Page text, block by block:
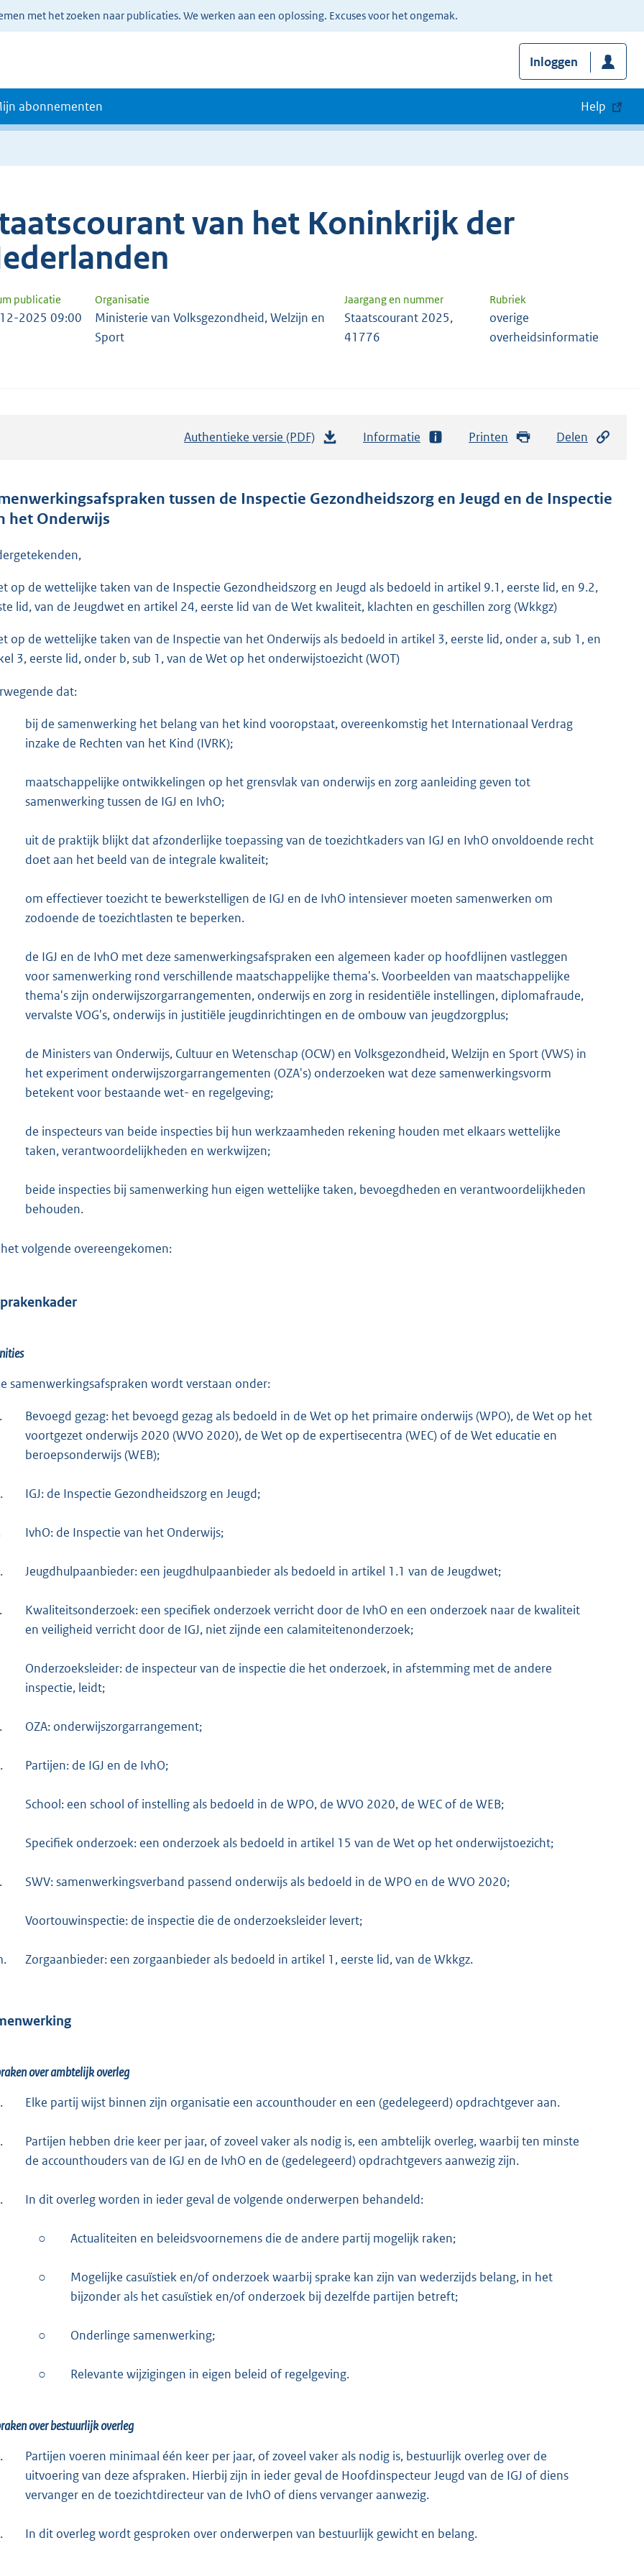
met het zoeken naar publicaties. We werken aan een oplossing. Excuses voor het ongemak.
Inloggen
abonnementen Help
van het Koninkrijk der
publicatie Organisatie Jaargang en nummer Rubriek
2025 09:00
Ministerie van Volksgezondheid, Welzijn en
Sport
Staatscourant 2025,
41776
overige
overheidsinformatie
Authentieke versie (PDF)
t
g
r
:
5
Informatie Printen Delen
tussen de Inspectie Gezondheidszorg en Jeugd en de Inspectie
het Onderwijs
op de wettelijke taken van de Inspectie Gezondheidszorg en Jeugd als bedoeld in artikel 9.1, eerste lid, en 9.2,
lid, van de Jeugdwet en artikel 24, eerste lid van de Wet kwaliteit, klachten en geschillen zorg (Wkkgz)
op de wettelijke taken van de Inspectie van het Onderwijs als bedoeld in artikel 3, eerste lid, onder a, sub 1, en
3, eerste lid, onder b, sub 1, van de Wet op het onderwijstoezicht (WOT)
dat:
bij de samenwerking het belang van het kind vooropstaat, overeenkomstig het Internationaal Verdrag
inzake de Rechten van het Kind (IVRK);
maatschappelijke ontwikkelingen op het grensvlak van onderwijs en zorg aanleiding geven tot
samenwerking tussen de IGJ en IvhO;
uit de praktijk blijkt dat afzonderlijke toepassing van de toezichtkaders van IGJ en IvhO onvoldoende recht
doet aan het beeld van de integrale kwaliteit;
om effectiever toezicht te bewerkstelligen de IGJ en de IvhO intensiever moeten samenwerken om
zodoende de toezichtlasten te beperken.
de IGJ en de IvhO met deze samenwerkingsafspraken een algemeen kader op hoofdlijnen vastleggen
voor samenwerking rond verschillende maatschappelijke thema's. Voorbeelden van maatschappelijke
thema's zijn onderwijszorgarrangementen, onderwijs en zorg in residentiële instellingen, diplomafraude,
vervalste VOG's, onderwijs in justitiële jeugdinrichtingen en de ombouw van jeugdzorgplus;
de Ministers van Onderwijs, Cultuur en Wetenschap (OCW) en Volksgezondheid, Welzijn en Sport (VWS) in
het experiment onderwijszorgarrangementen (OZA's) onderzoeken wat deze samenwerkingsvorm
betekent voor bestaande wet- en regelgeving;
de inspecteurs van beide inspecties bij hun werkzaamheden rekening houden met elkaars wettelijke
taken, verantwoordelijkheden en werkwijzen;
beide inspecties bij samenwerking hun eigen wettelijke taken, bevoegdheden en verantwoordelijkheden
behouden.
volgende overeengekomen:
samenwerkingsafspraken wordt verstaan onder:
Bevoegd gezag: het bevoegd gezag als bedoeld in de Wet op het primaire onderwijs (WPO), de Wet op het
voortgezet onderwijs 2020 (WVO 2020), de Wet op de expertisecentra (WEC) of de Wet educatie en
beroepsonderwijs (WEB);
IGJ: de Inspectie Gezondheidszorg en Jeugd;
IvhO: de Inspectie van het Onderwijs;
Jeugdhulpaanbieder: een jeugdhulpaanbieder als bedoeld in artikel 1.1 van de Jeugdwet;
Kwaliteitsonderzoek: een specifiek onderzoek verricht door de IvhO en een onderzoek naar de kwaliteit
en veiligheid verricht door de IGJ, niet zijnde een calamiteitenonderzoek;
Onderzoeksleider: de inspecteur van de inspectie die het onderzoek, in afstemming met de andere
inspectie, leidt;
OZA: onderwijszorgarrangement;
Partijen: de IGJ en de IvhO;
School: een school of instelling als bedoeld in de WPO, de WVO 2020, de WEC of de WEB;
Specifiek onderzoek: een onderzoek als bedoeld in artikel 15 van de Wet op het onderwijstoezicht;
SWV: samenwerkingsverband passend onderwijs als bedoeld in de WPO en de WVO 2020;
Voortouwinspectie: de inspectie die de onderzoeksleider levert;
Zorgaanbieder: een zorgaanbieder als bedoeld in artikel 1, eerste lid, van de Wkkgz.
over ambtelijk overleg
Elke partij wijst binnen zijn organisatie een accounthouder en een (gedelegeerd) opdrachtgever aan.
Partijen hebben drie keer per jaar, of zoveel vaker als nodig is, een ambtelijk overleg, waarbij ten minste
de accounthouders van de IGJ en de IvhO en de (gedelegeerd) opdrachtgevers aanwezig zijn.
In dit overleg worden in ieder geval de volgende onderwerpen behandeld:
○ Actualiteiten en beleidsvoornemens die de andere partij mogelijk raken;
○
Mogelijke casuïstiek en/of onderzoek waarbij sprake kan zijn van wederzijds belang, in het
bijzonder als het casuïstiek en/of onderzoek bij dezelfde partijen betreft;
○ Onderlinge samenwerking;
○ Relevante wijzigingen in eigen beleid of regelgeving.
over bestuurlijk overleg
Partijen voeren minimaal één keer per jaar, of zoveel vaker als nodig is, bestuurlijk overleg over de
uitvoering van deze afspraken. Hierbij zijn in ieder geval de Hoofdinspecteur Jeugd van de IGJ of diens
vervanger en de toezichtdirecteur van de IvhO of diens vervanger aanwezig.
In dit overleg wordt gesproken over onderwerpen van bestuurlijk gewicht en belang.